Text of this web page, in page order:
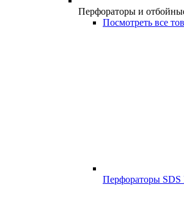
Перфораторы и
Посмотреть все
Перфораторы SDS